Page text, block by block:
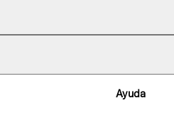
Ayuda